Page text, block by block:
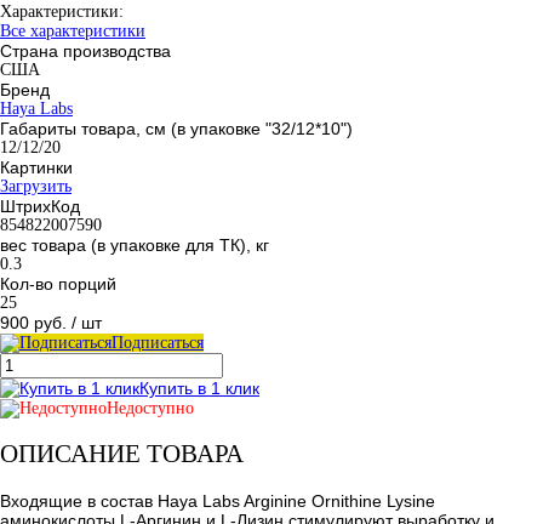
Характеристики:
Все характеристики
Страна производства
США
Бренд
Haya Labs
Габариты товара, см (в упаковке "32/12*10")
12/12/20
Картинки
Загрузить
ШтрихКод
854822007590
вес товара (в упаковке для ТК), кг
0.3
Кол-во порций
25
900 руб. / шт
Подписаться
Купить в 1 клик
Недоступно
ОПИСАНИЕ ТОВАРА
Входящие в состав Haya Labs Arginine Ornithine Lysine
аминокислоты L-Аргинин и L-Лизин стимулируют выработку и